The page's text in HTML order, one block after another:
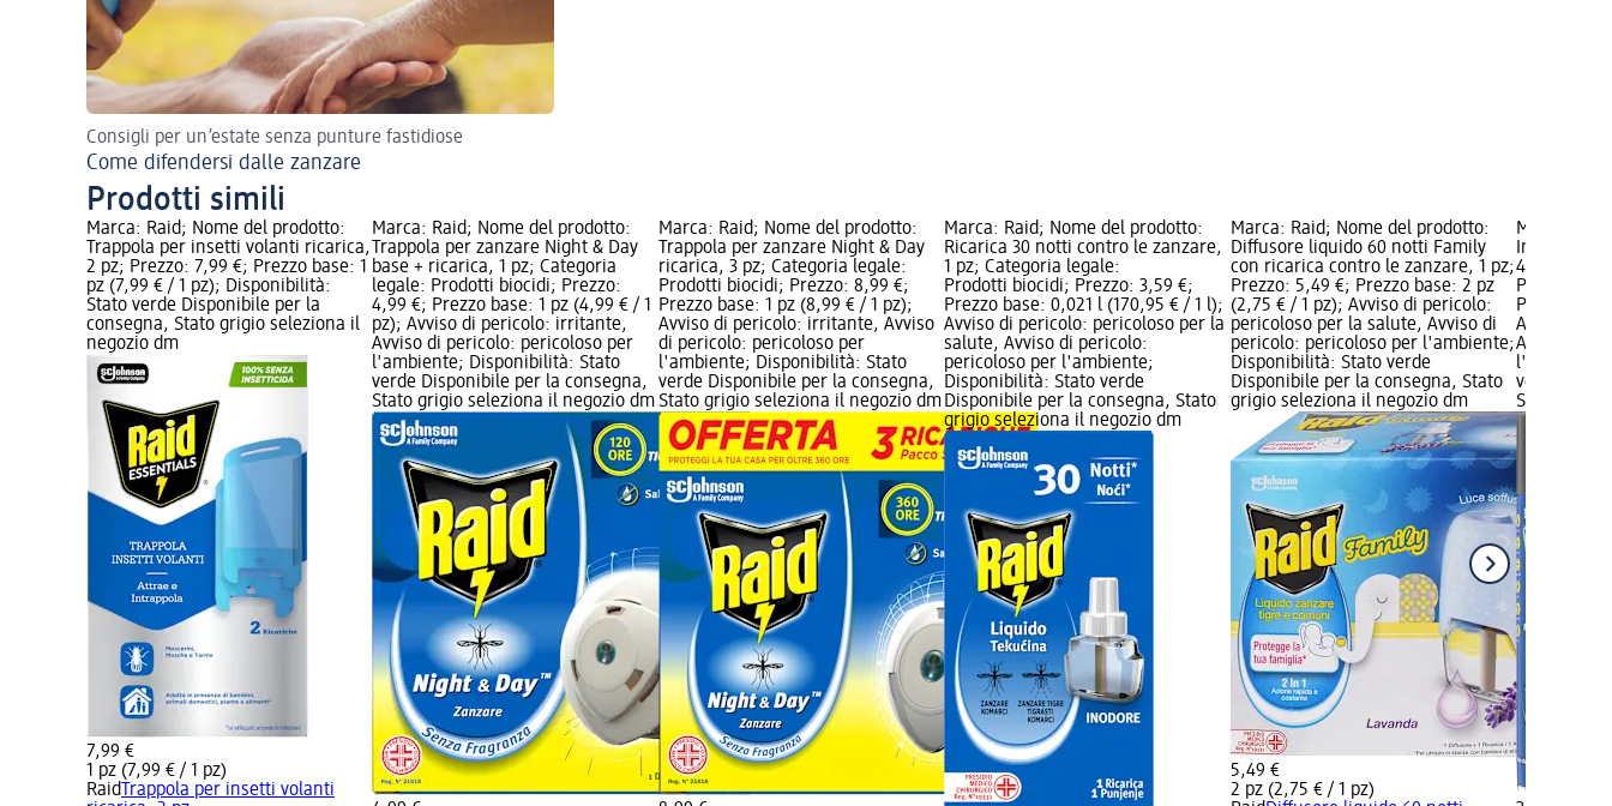
Consigli per un’estate senza punture fastidiose
Come difendersi dalle zanzare
Prodotti simili
Marca: Raid; Nome del prodotto:
Trappola per insetti volanti ricarica,
2 pz; Prezzo: 7,99 €; Prezzo base: 1
pz (7,99 € / 1 pz); Disponibilità:
Stato verde Disponibile per la
consegna, Stato grigio seleziona il
negozio dm
7,99 €
1 pz (7,99 € / 1 pz)
RaidTrappola per insetti volanti
Marca: Raid; Nome del prodotto:
Trappola per zanzare Night & Day
base + ricarica, 1 pz; Categoria
legale: Prodotti biocidi; Prezzo:
4,99 €; Prezzo base: 1 pz (4,99 € / 1
pz); Avviso di pericolo: irritante,
Avviso di pericolo: pericoloso per
l'ambiente; Disponibilità: Stato
verde Disponibile per la consegna,
Stato grigio seleziona il negozio dm
Marca: Raid; Nome del prodotto:
Trappola per zanzare Night & Day
ricarica, 3 pz; Categoria legale:
Prodotti biocidi; Prezzo: 8,99 €;
Prezzo base: 1 pz (8,99 € / 1 pz);
Avviso di pericolo: irritante, Avviso
di pericolo: pericoloso per
l'ambiente; Disponibilità: Stato
verde Disponibile per la consegna,
Stato grigio seleziona il negozio dm
Marca: Raid; Nome del prodotto:
Ricarica 30 notti contro le zanzare,
1 pz; Categoria legale:
Prodotti biocidi; Prezzo: 3,59 €;
Prezzo base: 0,021 l (170,95 € / 1 l);
Avviso di pericolo: pericoloso per la
salute, Avviso di pericolo:
pericoloso per l'ambiente;
Disponibilità: Stato verde
Disponibile per la consegna, Stato
grigio seleziona il negozio dm
Marca: Raid; Nome del prodotto:
Diffusore liquido 60 notti Family
con ricarica contro le zanzare, 1 pz;
Prezzo: 5,49 €; Prezzo base: 2 pz
(2,75 € / 1 pz); Avviso di pericolo:
pericoloso per la salute, Avviso di
pericolo: pericoloso per l'ambiente;
Disponibilità: Stato verde
Disponibile per la consegna, Stato
grigio seleziona il negozio dm
5,49 €
2 pz (2,75 € / 1 pz)
Marca:
Insetticida
400 ml;
Prodotti
Prezzo
Avviso di
Avviso di
l'ambiente;
verde
Stato